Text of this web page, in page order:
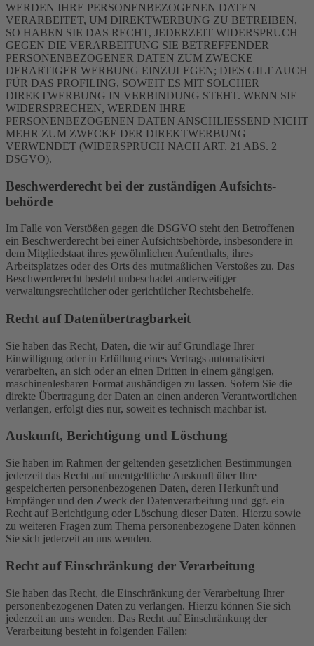
WERDEN IHRE PERSONENBEZOGENEN DATEN
VERARBEITET, UM DIREKTWERBUNG ZU BETREIBEN,
SO HABEN SIE DAS RECHT, JEDERZEIT WIDERSPRUCH
GEGEN DIE VERARBEITUNG SIE BETREFFENDER
PERSONENBEZOGENER DATEN ZUM ZWECKE
DERARTIGER WERBUNG EINZULEGEN; DIES GILT AUCH
FÜR DAS PROFILING, SOWEIT ES MIT SOLCHER
DIREKTWERBUNG IN VERBINDUNG STEHT. WENN SIE
WIDERSPRECHEN, WERDEN IHRE
PERSONENBEZOGENEN DATEN ANSCHLIESSEND NICHT
MEHR ZUM ZWECKE DER DIREKTWERBUNG
VERWENDET (WIDERSPRUCH NACH ART. 21 ABS. 2
DSGVO).
Beschwerde­recht bei der zuständigen Aufsichts­
behörde
Im Falle von Verstößen gegen die DSGVO steht den Betroffenen
ein Beschwerderecht bei einer Aufsichtsbehörde, insbesondere in
dem Mitgliedstaat ihres gewöhnlichen Aufenthalts, ihres
Arbeitsplatzes oder des Orts des mutmaßlichen Verstoßes zu. Das
Beschwerderecht besteht unbeschadet anderweitiger
verwaltungsrechtlicher oder gerichtlicher Rechtsbehelfe.
Recht auf Daten­übertrag­barkeit
Sie haben das Recht, Daten, die wir auf Grundlage Ihrer
Einwilligung oder in Erfüllung eines Vertrags automatisiert
verarbeiten, an sich oder an einen Dritten in einem gängigen,
maschinenlesbaren Format aushändigen zu lassen. Sofern Sie die
direkte Übertragung der Daten an einen anderen Verantwortlichen
verlangen, erfolgt dies nur, soweit es technisch machbar ist.
Auskunft, Berichtigung und Löschung
Sie haben im Rahmen der geltenden gesetzlichen Bestimmungen
jederzeit das Recht auf unentgeltliche Auskunft über Ihre
gespeicherten personenbezogenen Daten, deren Herkunft und
Empfänger und den Zweck der Datenverarbeitung und ggf. ein
Recht auf Berichtigung oder Löschung dieser Daten. Hierzu sowie
zu weiteren Fragen zum Thema personenbezogene Daten können
Sie sich jederzeit an uns wenden.
Recht auf Einschränkung der Verarbeitung
Sie haben das Recht, die Einschränkung der Verarbeitung Ihrer
personenbezogenen Daten zu verlangen. Hierzu können Sie sich
jederzeit an uns wenden. Das Recht auf Einschränkung der
Verarbeitung besteht in folgenden Fällen: